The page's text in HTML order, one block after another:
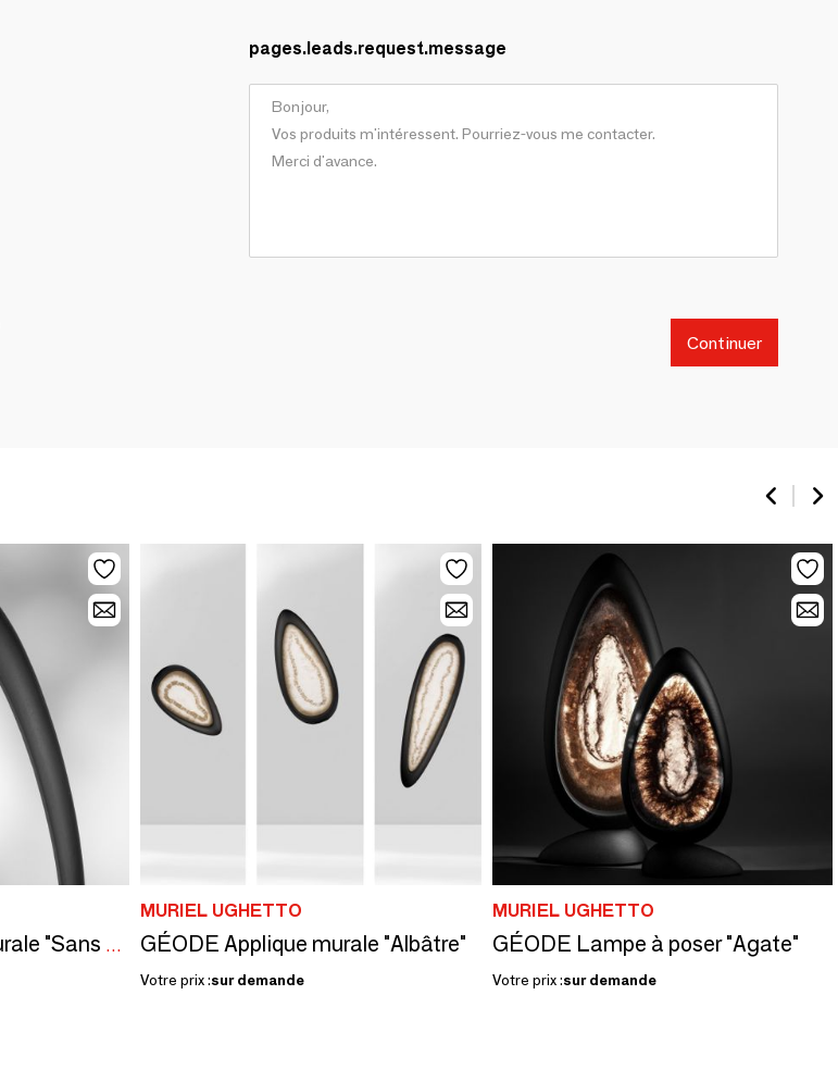
pages.leads.request.message
Continuer
GÉODE - Applique murale "Sans Feutrage"
MURIEL UGHETTO
GÉODE Applique murale "Albâtre"
Votre prix :sur demande
MURIEL UGHETTO
GÉODE Lampe à poser "Agate"
Votre prix :sur demande